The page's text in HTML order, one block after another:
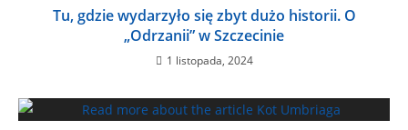
Tu, gdzie wydarzyło się zbyt dużo historii. O
„Odrzanii” w Szczecinie
1 listopada, 2024